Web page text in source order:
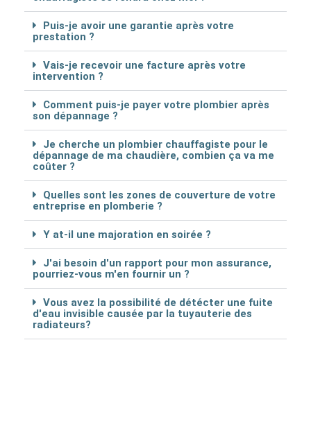
Puis-je avoir une garantie après votre
prestation ?
Vais-je recevoir une facture après votre
intervention ?
Comment puis-je payer votre plombier après
son dépannage ?
Je cherche un plombier chauffagiste pour le
dépannage de ma chaudière, combien ça va me
coûter ?
Quelles sont les zones de couverture de votre
entreprise en plomberie ?
Y at-il une majoration en soirée ?
J'ai besoin d'un rapport pour mon assurance,
pourriez-vous m'en fournir un ?
Vous avez la possibilité de détécter une fuite
d'eau invisible causée par la tuyauterie des
radiateurs?